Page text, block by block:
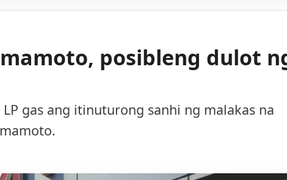
posibleng dulot
gas ang itinuturong sanhi ng malakas na